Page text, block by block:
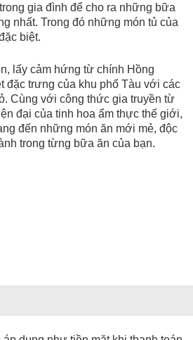
gia đình để cho ra những bữa
nhất. Trong đó những món tủ của
biệt.
lấy cảm hứng từ chính Hồng
đặc trưng của khu phố Tàu với các
Cùng với công thức gia truyền từ
đại của tinh hoa ẩm thực thế giới,
đến những món ăn mới mẻ, độc
trong từng bữa ăn của bạn.